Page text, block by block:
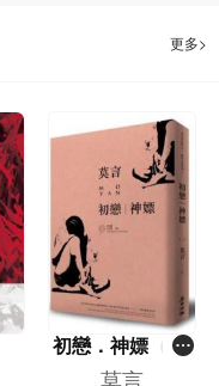
更多>
初戀．神嫖（諾
貝爾獎珍藏版）
莫言